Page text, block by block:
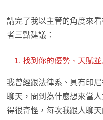
講完了我以主管的角度來
者三點建議：
找到你的優勢、天賦
我曾經跟法律系、具有印
聊天，問到為什麼想來當
得很奇怪，每次我跟人聊